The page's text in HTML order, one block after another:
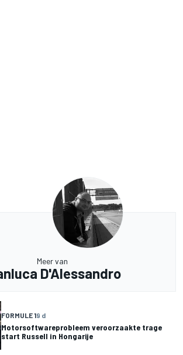
Meer van
D'Alessandro
FORMULE 19 d
Motorsoftwareprobleem veroorzaakte trage
start Russell in Hongarije